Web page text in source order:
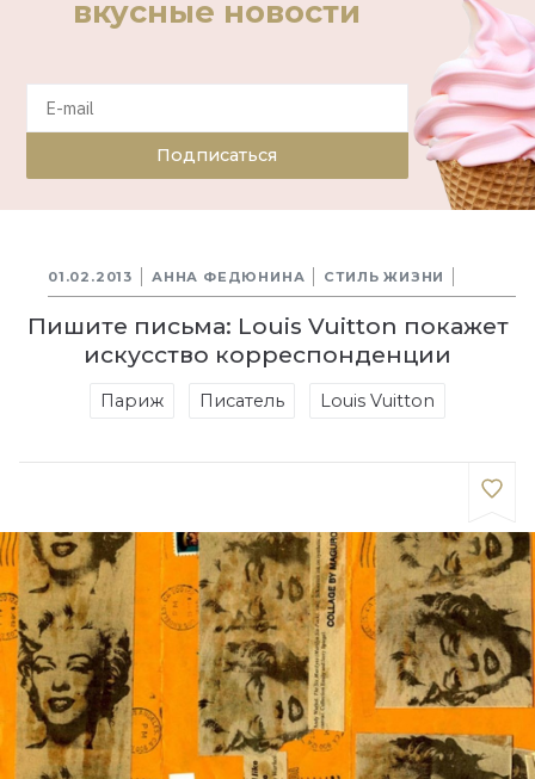
вкусные новости
Подписаться
01.02.2013 АННА ФЕДЮНИНА СТИЛЬ ЖИЗНИ
Пишите письма: Louis Vuitton покажет
искусство корреспонденции
Париж Писатель Louis Vuitton